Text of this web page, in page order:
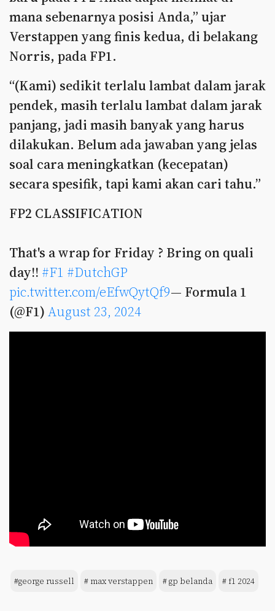
mana sebenarnya posisi Anda,” ujar
Verstappen yang finis kedua, di belakang
Norris, pada FP1.
“(Kami) sedikit terlalu lambat dalam jarak
pendek, masih terlalu lambat dalam jarak
panjang, jadi masih banyak yang harus
dilakukan. Belum ada jawaban yang jelas
soal cara meningkatkan (kecepatan)
secara spesifik, tapi kami akan cari tahu.”
FP2 CLASSIFICATION
That's a wrap for Friday ? Bring on quali
day!! #F1 #DutchGP
pic.twitter.com/eEfwQytQf9— Formula 1
(@F1) August 23, 2024
#george russell # max verstappen # gp belanda # f1 2024